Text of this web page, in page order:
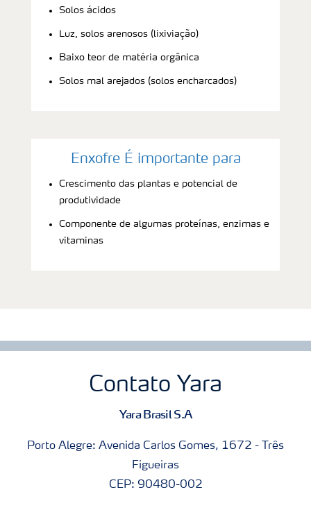
Solos ácidos
Luz, solos arenosos (lixiviação)
Baixo teor de matéria orgânica
Solos mal arejados (solos encharcados)
Enxofre É importante para
Crescimento das plantas e potencial de
produtividade
Componente de algumas proteínas, enzimas e
vitaminas
Contato Yara
Yara Brasil S.A
Porto Alegre: Avenida Carlos Gomes, 1672 - Três
Figueiras
CEP: 90480-002